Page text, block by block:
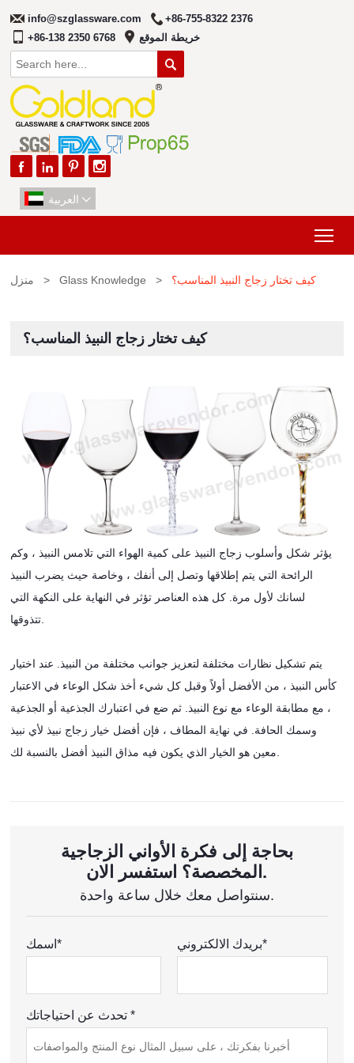
info@szglassware.com
+86-755-8322 2376
+86-138 2350 6768
خريطة الموقع

   
العربية 
منزل > Glass Knowledge > كيف تختار زجاج النبيذ المناسب؟
كيف تختار زجاج النبيذ المناسب؟
يؤثر شكل وأسلوب زجاج النبيذ على كمية الهواء التي تلامس النبيذ ، وكم
الرائحة التي يتم إطلاقها وتصل إلى أنفك ، وخاصة حيث يضرب النبيذ
لسانك لأول مرة. كل هذه العناصر تؤثر في النهاية على النكهة التي
يتم تشكيل نظارات مختلفة لتعزيز جوانب مختلفة من النبيذ. عند اختيار
كأس النبيذ ، من الأفضل أولاً وقبل كل شيء أخذ شكل الوعاء في الاعتبار
، مع مطابقة الوعاء مع نوع النبيذ. ثم ضع في اعتبارك الجذعية أو الجذعية
وسمك الحافة. في نهاية المطاف ، فإن أفضل خيار زجاج نبيذ لأي نبيذ
بحاجة إلى فكرة الأواني الزجاجية
المخصصة؟ استفسر الان.
سنتواصل معك خلال ساعة واحدة.
اسمك* بريدك الالكتروني*
تحدث عن احتياجاتك *